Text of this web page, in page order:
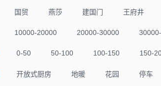
国贸 燕莎 建国门 王府井
10000-20000 20000-30000
0-50 50-100 100-150 150-
开放式厨房 地暖 花园 停车